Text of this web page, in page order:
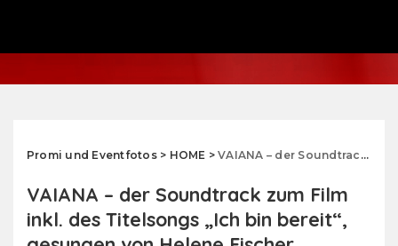
Promi und Eventfotos> HOME >VAIANA – der Soundtrack zum Film inkl. des Titelsongs „Ich bin bereit“, gesungen von Helene Fischer
VAIANA – der Soundtrack zum Film
inkl. des Titelsongs „Ich bin bereit“,